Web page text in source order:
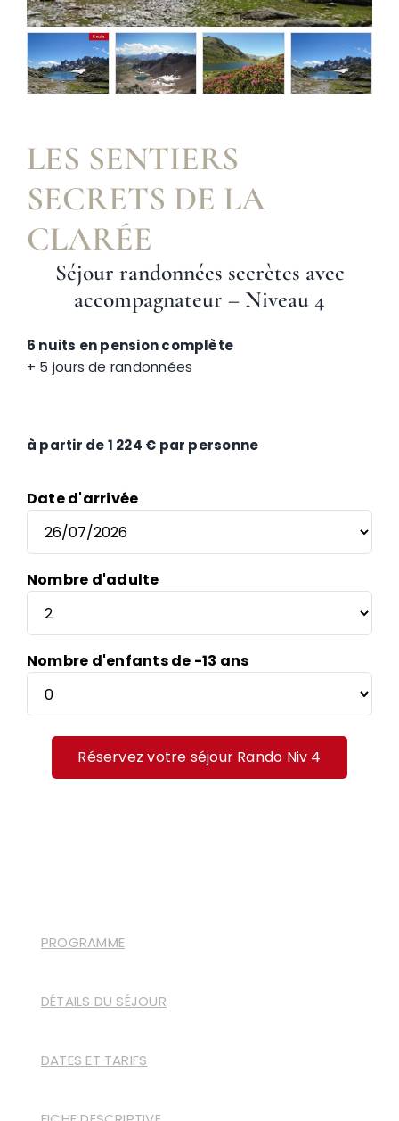
Névache
LES SENTIERS
SECRETS DE LA
CLARÉE
Séjour randonnées secrètes avec
accompagnateur – Niveau 4
6 nuits en pension complète
+ 5 jours de randonnées
à partir de 1 224 € par personne
Date d'arrivée
Nombre d'adulte
Nombre d'enfants de -13 ans
Réservez votre séjour Rando Niv 4
PROGRAMME
DÉTAILS DU SÉJOUR
DATES ET TARIFS